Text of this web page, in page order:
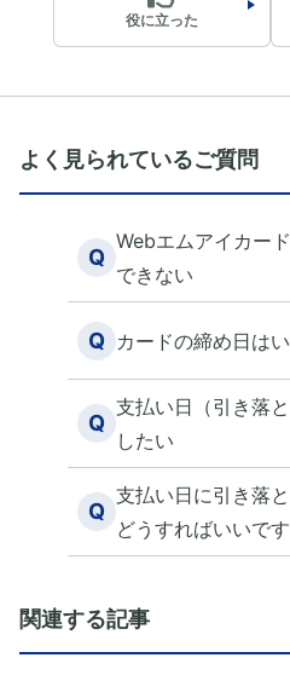
役に立った
よく見られているご質問
Q
Webエムアイカー
できない
Q カードの締め日は
Q
支払い日（引き落
したい
Q
支払い日に引き落
どうすればいいで
関連する記事